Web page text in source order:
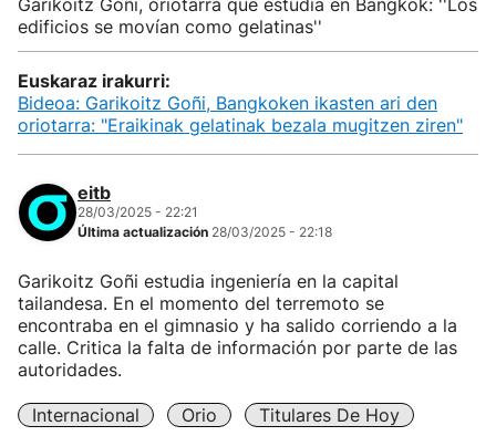
Garikoitz Goñi, oriotarra que estudia en Bangkok: ''Los
edificios se movían como gelatinas''
Euskaraz irakurri:
Bideoa: Garikoitz Goñi, Bangkoken ikasten ari den
oriotarra: "Eraikinak gelatinak bezala mugitzen ziren"
eitb
28/03/2025 - 22:21
Última actualización 28/03/2025 - 22:18
Garikoitz Goñi estudia ingeniería en la capital
tailandesa. En el momento del terremoto se
encontraba en el gimnasio y ha salido corriendo a la
calle. Critica la falta de información por parte de las
autoridades.
Internacional Orio
Titulares De Hoy